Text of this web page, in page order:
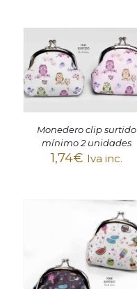
Monedero clip surtido
mínimo 2 unidades
1,74€ Iva inc.